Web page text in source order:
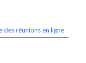
des réunions en ligne